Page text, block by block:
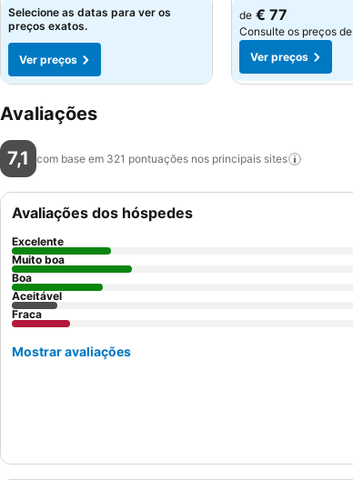
Ver preços
Selecione as datas para ver os
preços exatos.
Ver preços
de € 77
Consulte os preços de
Ver preços
Avaliações
7,1 com base em 321 pontuações nos principais sites
Avaliações dos hóspedes
Excelente
Muito boa
Boa
Aceitável
Fraca
Mostrar avaliações